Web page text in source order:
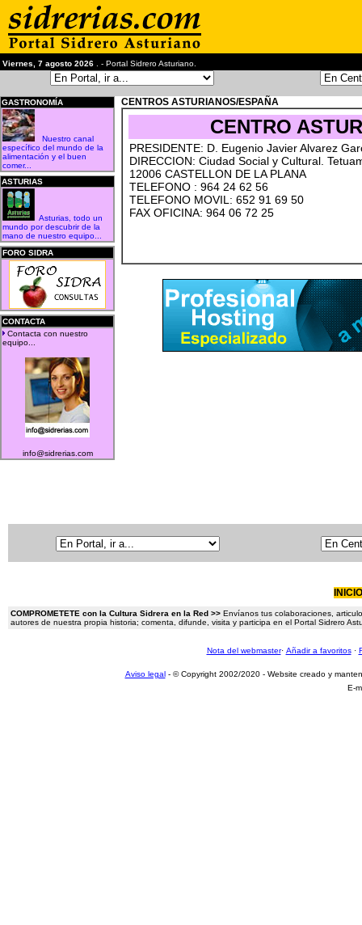
Viernes, 7 agosto 2026 . - Portal Sidrero Asturiano.
GASTRONOMÍA
Nuestro canal
específico del mundo de la
alimentación y el buen
comer...
ASTURIAS
Asturias, todo un
mundo por descubrir de la
mano de nuestro equipo...
FORO SIDRA
CONTACTA
Contacta con nuestro
equipo...
info@sidrerias.com
CENTROS ASTURIANOS/ESPAÑA
CENTRO
PRESIDENTE: D. Eugenio Javier Alvarez
DIRECCION: Ciudad Social y Cultural.
12006 CASTELLON DE LA PLANA
TELEFONO : 964 24 62 56
TELEFONO MOVIL: 652 91 69 50
FAX OFICINA: 964 06 72 25
INICIO
COMPROMETETE con la Cultura Sidrera en la Red >> Envíanos tus colaboraciones,
autores de nuestra propia historia; comenta, difunde, visita y participa en el Portal Sidrero
Nota del webmaster· Añadir a favoritos·
Aviso legal- © Copyright 2002/2020 - Website creado y
E-